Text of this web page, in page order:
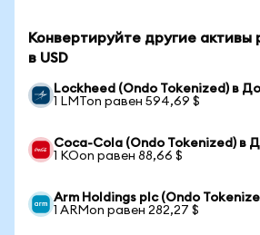
Конвертируйте другие активы
в USD
Lockheed (Ondo Tokenized) в
1 LMTon равен 594,69 $
Coca-Cola (Ondo Tokenized) в
1 KOon равен 88,66 $
Arm Holdings plc (Ondo
1 ARMon равен 282,27 $